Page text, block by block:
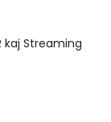
kaj Streaming